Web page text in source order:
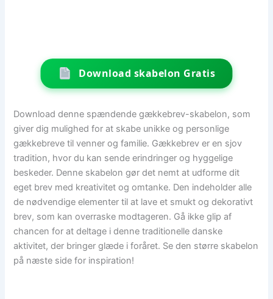
Download skabelon Gratis
Download denne spændende gækkebrev-skabelon, som
giver dig mulighed for at skabe unikke og personlige
gækkebreve til venner og familie. Gækkebrev er en sjov
tradition, hvor du kan sende erindringer og hyggelige
beskeder. Denne skabelon gør det nemt at udforme dit
eget brev med kreativitet og omtanke. Den indeholder alle
de nødvendige elementer til at lave et smukt og dekorativt
brev, som kan overraske modtageren. Gå ikke glip af
chancen for at deltage i denne traditionelle danske
aktivitet, der bringer glæde i foråret. Se den større skabelon
på næste side for inspiration!